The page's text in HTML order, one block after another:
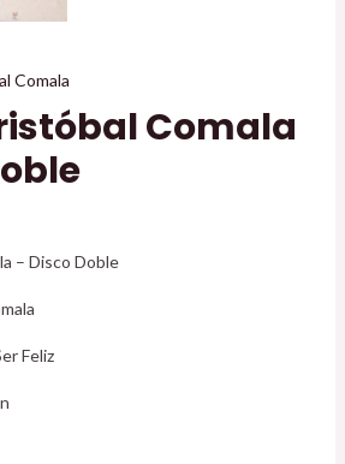
Comala
Comala
– Disco Doble
Feliz